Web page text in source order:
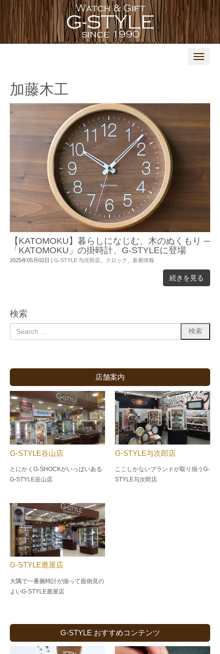
N
t
n
加藤木工
【KATOMOKU】暮らしになじむ、木のぬくもり ─
「KATOMOKU」の掛時計、G-STYLEに登場
2025年05月02日 G-STYLE 与次郎店、 クロック 、 新着情報
続きを見る
検索
店舗案内
G-STYLE谷山店
とにかくG-SHOCKがいっぱいある
G-STYLE谷山店
G-STYLE与次郎店
ここしかないブランドが取り揃うG-
STYLE与次郎店
G-STYLE鹿屋店
大隅で一番腕時計が揃って面倒見の
よいG-STYLE鹿屋店
G-STYLE おすすめコンテンツ